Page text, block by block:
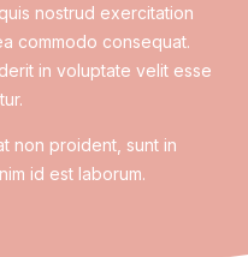
nostrud exercitation
commodo consequat.
in voluptate velit esse
non proident, sunt in
id est laborum.